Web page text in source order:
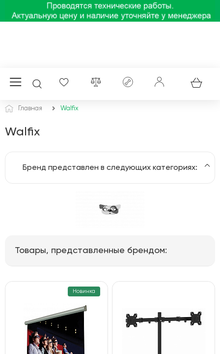
Главная Walfix
Walfix
Бренд представлен в следующих категориях:
Товары, представленные брендом:
Новинка